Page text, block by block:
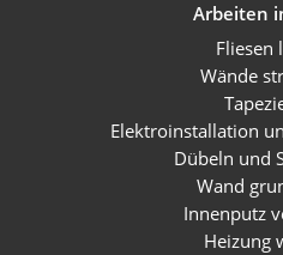
Arbeiten
Fliesen
Wände
Elektroinstallation
Dübeln und
Wand
Innenputz
Heizung